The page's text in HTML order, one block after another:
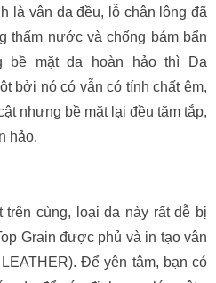
là vân da đều, lỗ chân lông đã
thấm nước và chống bám bẩn
bề mặt da hoàn hảo thì Da
bởi nó có vẫn có tính chất êm,
nhưng bề mặt lại đều tăm tắp,
hảo.
cùng, loại da này rất dễ bị
Grain được phủ và in tạo vân
Để yên tâm, bạn có